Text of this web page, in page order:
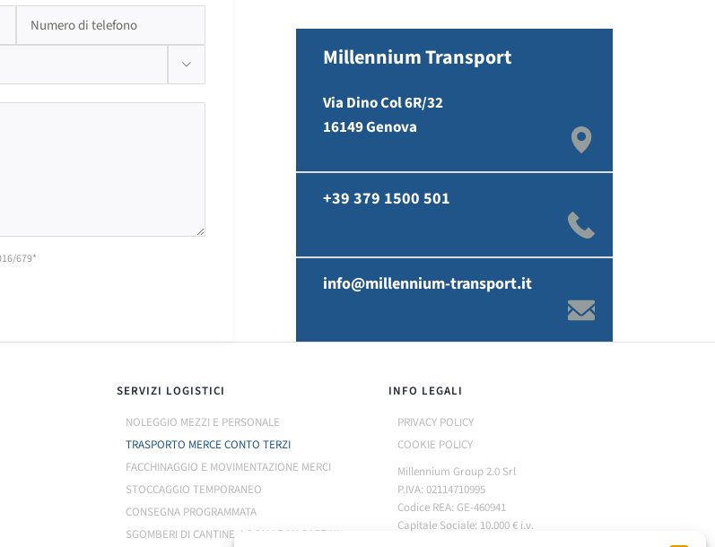

679*
Millennium Transport
Via Dino Col 6R/32
16149 Genova
+39 379 1500 501
info@millennium-transport.it
SERVIZI LOGISTICI
NOLEGGIO MEZZI E PERSONALE
TRASPORTO MERCE CONTO TERZI
FACCHINAGGIO E MOVIMENTAZIONE MERCI
STOCCAGGIO TEMPORANEO
CONSEGNA PROGRAMMATA
SGOMBERI DI CANTINE, LOCALI E MAGAZZINI
INFO LEGALI
PRIVACY POLICY
COOKIE POLICY
Millennium Group 2.0 Srl
P.IVA: 02114710995
Codice REA: GE-460941
Capitale Sociale: 10.000 € i.v.